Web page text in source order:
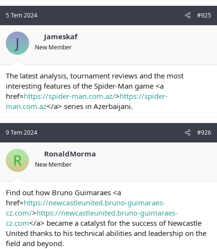
5 Tem 2024 #925
J Jameskaf
New Member
The latest analysis, tournament reviews and the most
interesting features of the Spider-Man game <a
href=https://spider-man.com.az/>https://spider-
man.com.az</a> series in Azerbaijani.
9 Tem 2024 #926
R RonaldMorma
New Member
Find out how Bruno Guimaraes <a
href=https://newcastleunited.bruno-guimaraes-
cz.com/>https://newcastleunited.bruno-guimaraes-
cz.com</a> became a catalyst for the success of Newcastle
United thanks to his technical abilities and leadership on the
field and beyond.